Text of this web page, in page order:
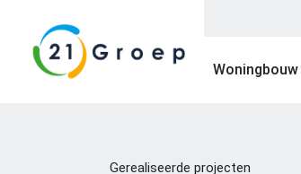
Gerealiseerde projecten